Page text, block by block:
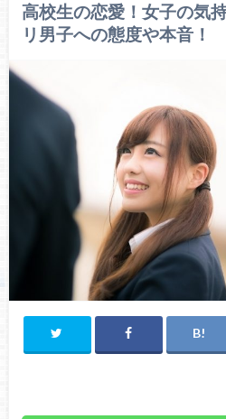
高校生の恋愛！女子の気
リ男子への態度や本音！